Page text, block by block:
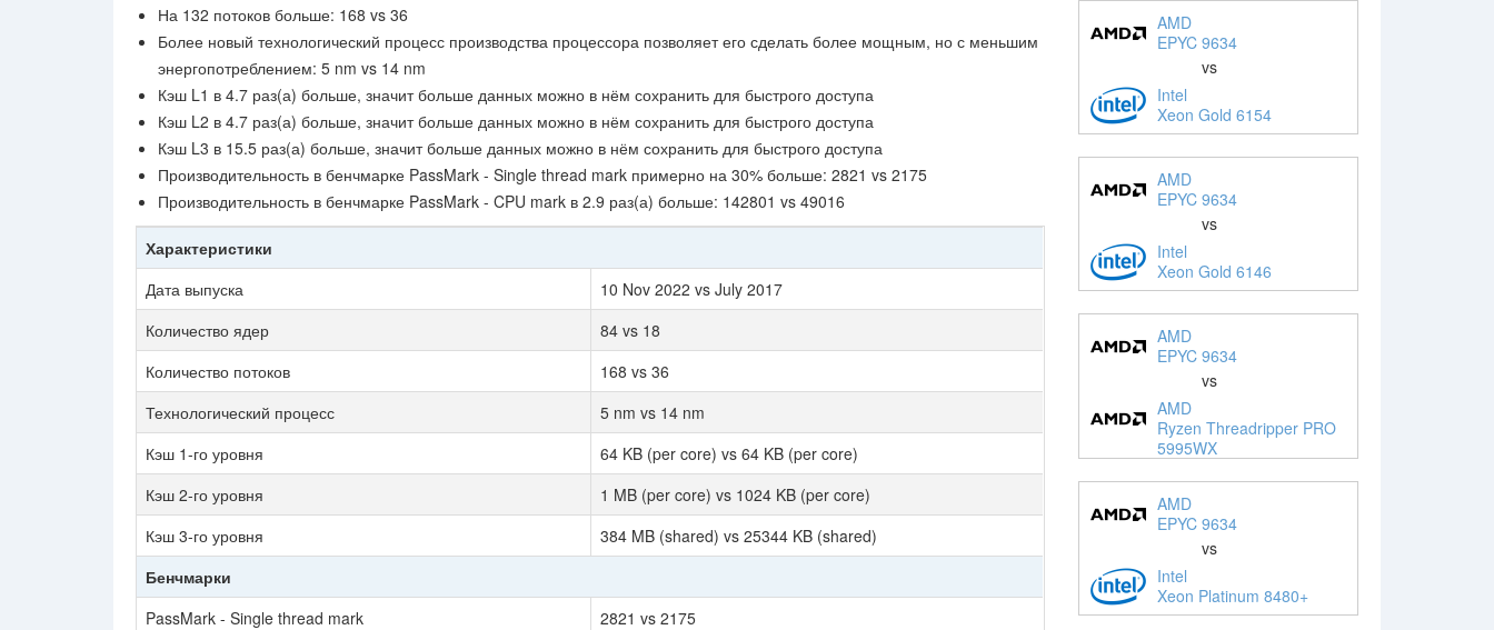
На 132 потоков больше: 168 vs 36
Более новый технологический процесс производства процессора позволяет его сделать более мощным, но с меньшим
энергопотреблением: 5 nm vs 14 nm
Кэш L1 в 4.7 раз(а) больше, значит больше данных можно в нём сохранить для быстрого доступа
Кэш L2 в 4.7 раз(а) больше, значит больше данных можно в нём сохранить для быстрого доступа
Кэш L3 в 15.5 раз(а) больше, значит больше данных можно в нём сохранить для быстрого доступа
Производительность в бенчмарке PassMark - Single thread mark примерно на 30% больше: 2821 vs 2175
Производительность в бенчмарке PassMark - CPU mark в 2.9 раз(а) больше: 142801 vs 49016
Характеристики
Дата выпуска
10 Nov 2022 vs July 2017
Количество ядер
84 vs 18
Количество потоков
168 vs 36
Технологический процесс
5 nm vs 14 nm
Кэш 1-го уровня
64 KB (per core) vs 64 KB (per core)
Кэш 2-го уровня
1 MB (per core) vs 1024 KB (per core)
Кэш 3-го уровня
384 MB (shared) vs 25344 KB (shared)
Бенчмарки
PassMark - Single thread mark
2821 vs 2175
AMD
EPYC 9634
vs
Intel
Xeon Gold 6154
AMD
EPYC 9634
vs
Intel
Xeon Gold 6146
AMD
EPYC 9634
vs
AMD
Ryzen Threadripper PRO
5995WX
AMD
EPYC 9634
vs
Intel
Xeon Platinum 8480+